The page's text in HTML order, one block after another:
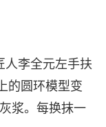
人李全元左手扶
的圆环模型变
浆。每换抹一